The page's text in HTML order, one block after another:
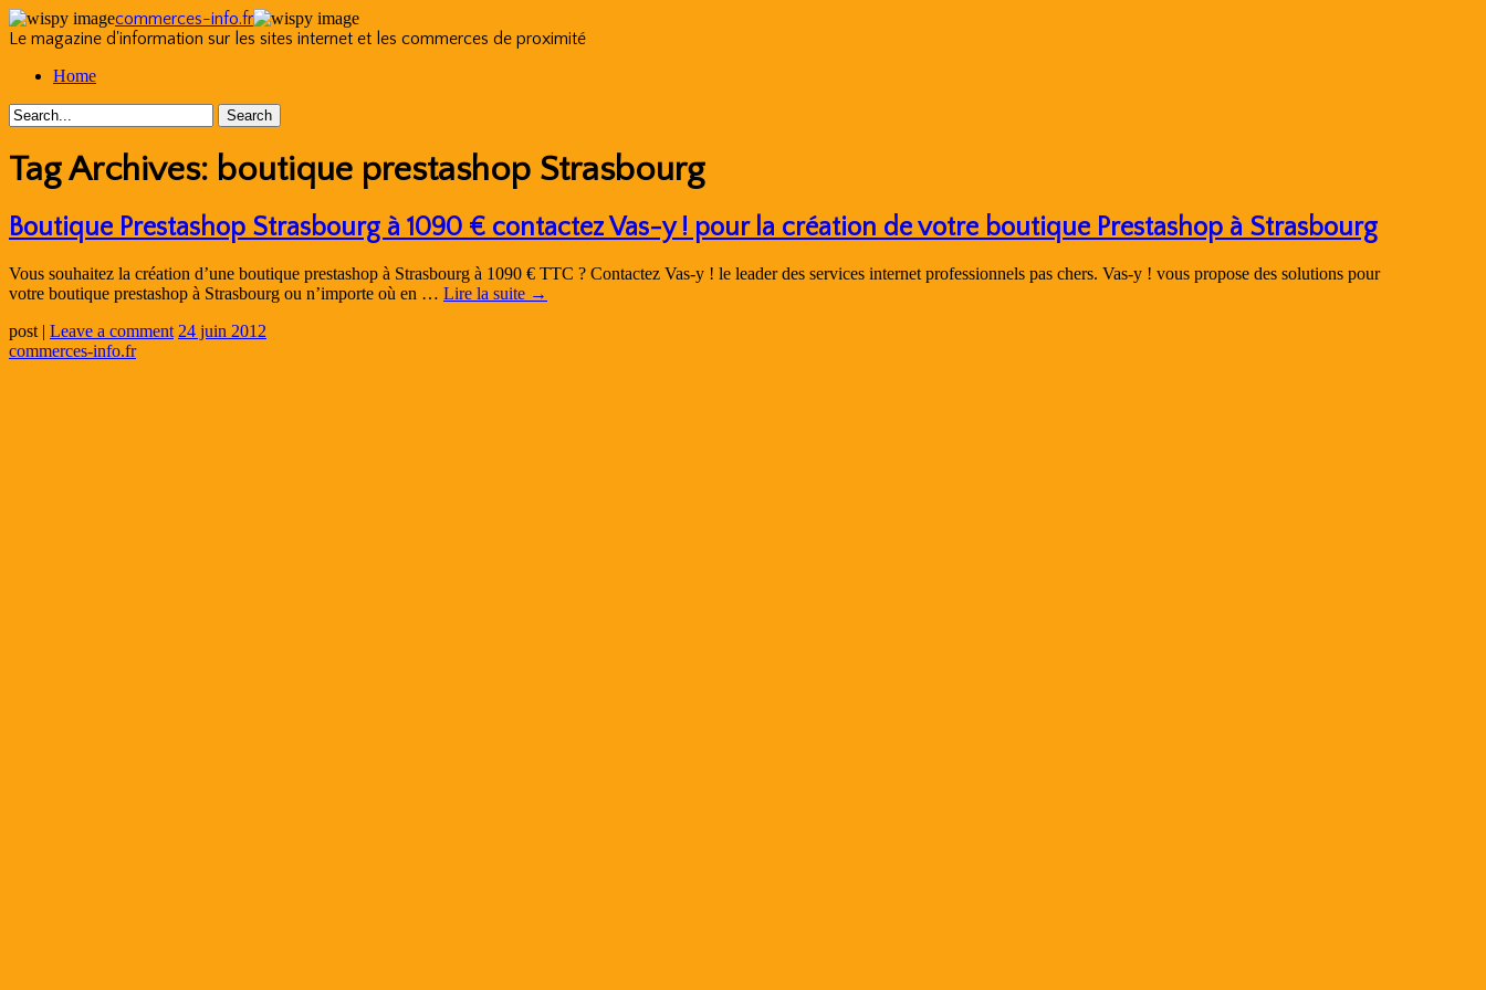
commerces-info.fr
Le magazine d'information sur les sites internet et les commerces de proximité
Skip
content
Home
Tag Archives: boutique prestashop Strasbourg
Boutique Prestashop Strasbourg à 1090 € contactez Vas-y ! pour la création de votre boutique Prestashop à Strasbourg
Vous souhaitez la création d’une boutique prestashop à Strasbourg à 1090 € TTC ? Contactez Vas-y ! le leader des services internet professionnels pas chers. Vas-y ! vous propose des solutions pour
votre boutique prestashop à Strasbourg ou n’importe où en … Lire la suite →
post | Leave a comment 24 juin 2012
commerces-info.fr